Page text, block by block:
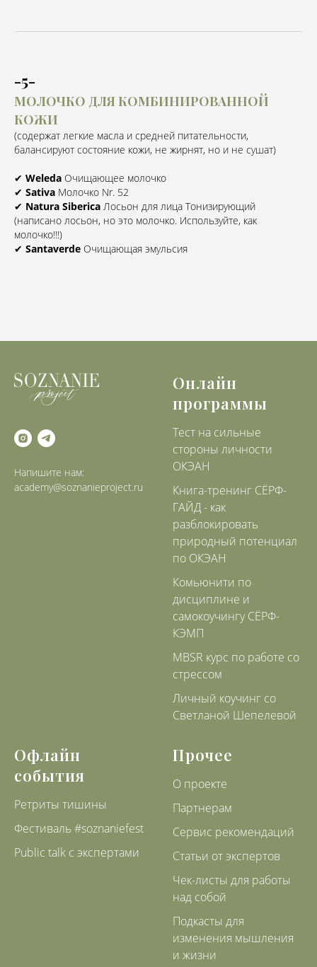
-5-
МОЛОЧКО ДЛЯ КОМБИНИРОВАННОЙ
КОЖИ
(содержат легкие масла и средней питательности,
балансируют состояние кожи, не жирнят, но и не сушат)
✔ Weleda Очищающее молочко⠀
✔ Sativa Молочко Nr. 52⠀
✔ Natura Siberica Лосьон для лица Тонизирующий
(написано лосьон, но это молочко. Используйте, как
молочко!!!)
✔ Santaverde Очищающая эмульсия
Напишите нам:
academy@soznanieproject.ru
Онлайн
программы
Тест на сильные
стороны личности
ОКЭАН
Книга-тренинг СЁРФ-
ГАЙД - как
разблокировать
природный потенциал
по ОКЭАН
Комьюнити по
дисциплине и
самокоучингу СЁРФ-
КЭМП
MBSR курс по работе со
стрессом
Личный коучинг со
Светланой Шепелевой
Офлайн
события
Ретриты тишины
Фестиваль #soznaniefest
Public talk с экспертами
Прочее
О проекте
Партнерам
Сервис рекомендаций
Статьи от экспертов
Чек-листы для работы
над собой
Подкасты для
изменения мышления
и жизни